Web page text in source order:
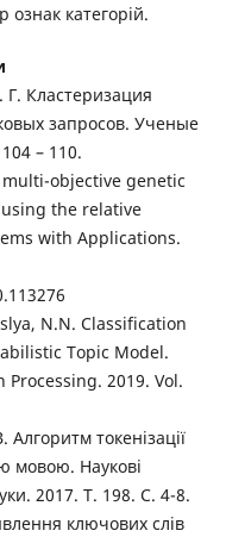
ознак категорій.
Кластеризация
запросов. Ученые
– 110.
objective genetic
the relative
with Applications.
N.N. Classification
Topic Model.
2019. Vol.
токенізації
мовою. Наукові
2017. Т. 198. С. 4-8.
ключових слів